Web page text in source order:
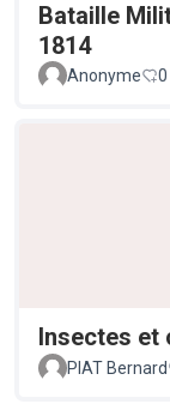
Bataille
1814
Anonyme 0
Insectes et
PIAT Bernard